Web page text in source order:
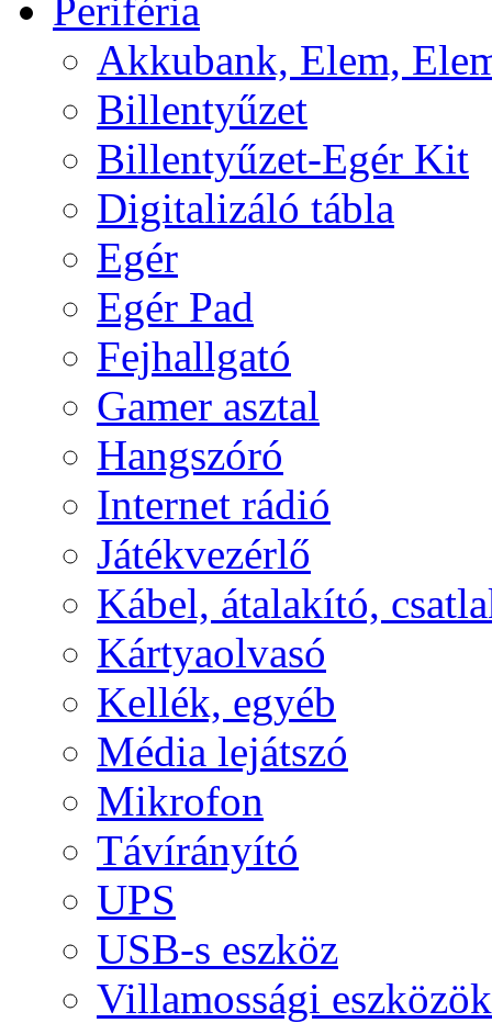
Periféria
Akkubank, Elem,
Billentyűzet
Billentyűzet-Egér Kit
Digitalizáló tábla
Egér
Egér Pad
Fejhallgató
Gamer asztal
Hangszóró
Internet rádió
Játékvezérlő
Kábel, átalakító,
Kártyaolvasó
Kellék, egyéb
Média lejátszó
Mikrofon
Távírányító
UPS
USB-s eszköz
Villamossági eszközök